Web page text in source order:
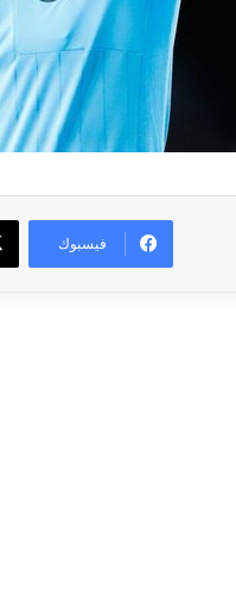
فيسبوك